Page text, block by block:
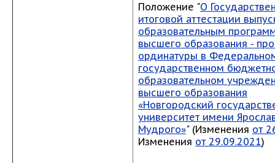
Положение "О
итоговой аттестации
образовательным
высшего образования -
ординатуры в
государственном
образовательном
высшего образования
«Новгородский
университет имени
Мудрого»" (Изменения от
Изменения от 29.09.2021)